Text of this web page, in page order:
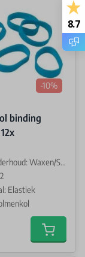
-10%
binding
Waxen/Slijpen
Elastiek
Add to
8.7